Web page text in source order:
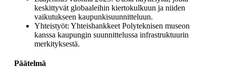
keskittyvät globaaleihin kiertokulkuun ja niiden
vaikutukseen kaupunkisuunnitteluun.
Yhteistyöt: Yhteishankkeet Polyteknisen museon
kanssa kaupungin suunnittelussa infrastruktuurin
merkityksestä.
Päätelmä